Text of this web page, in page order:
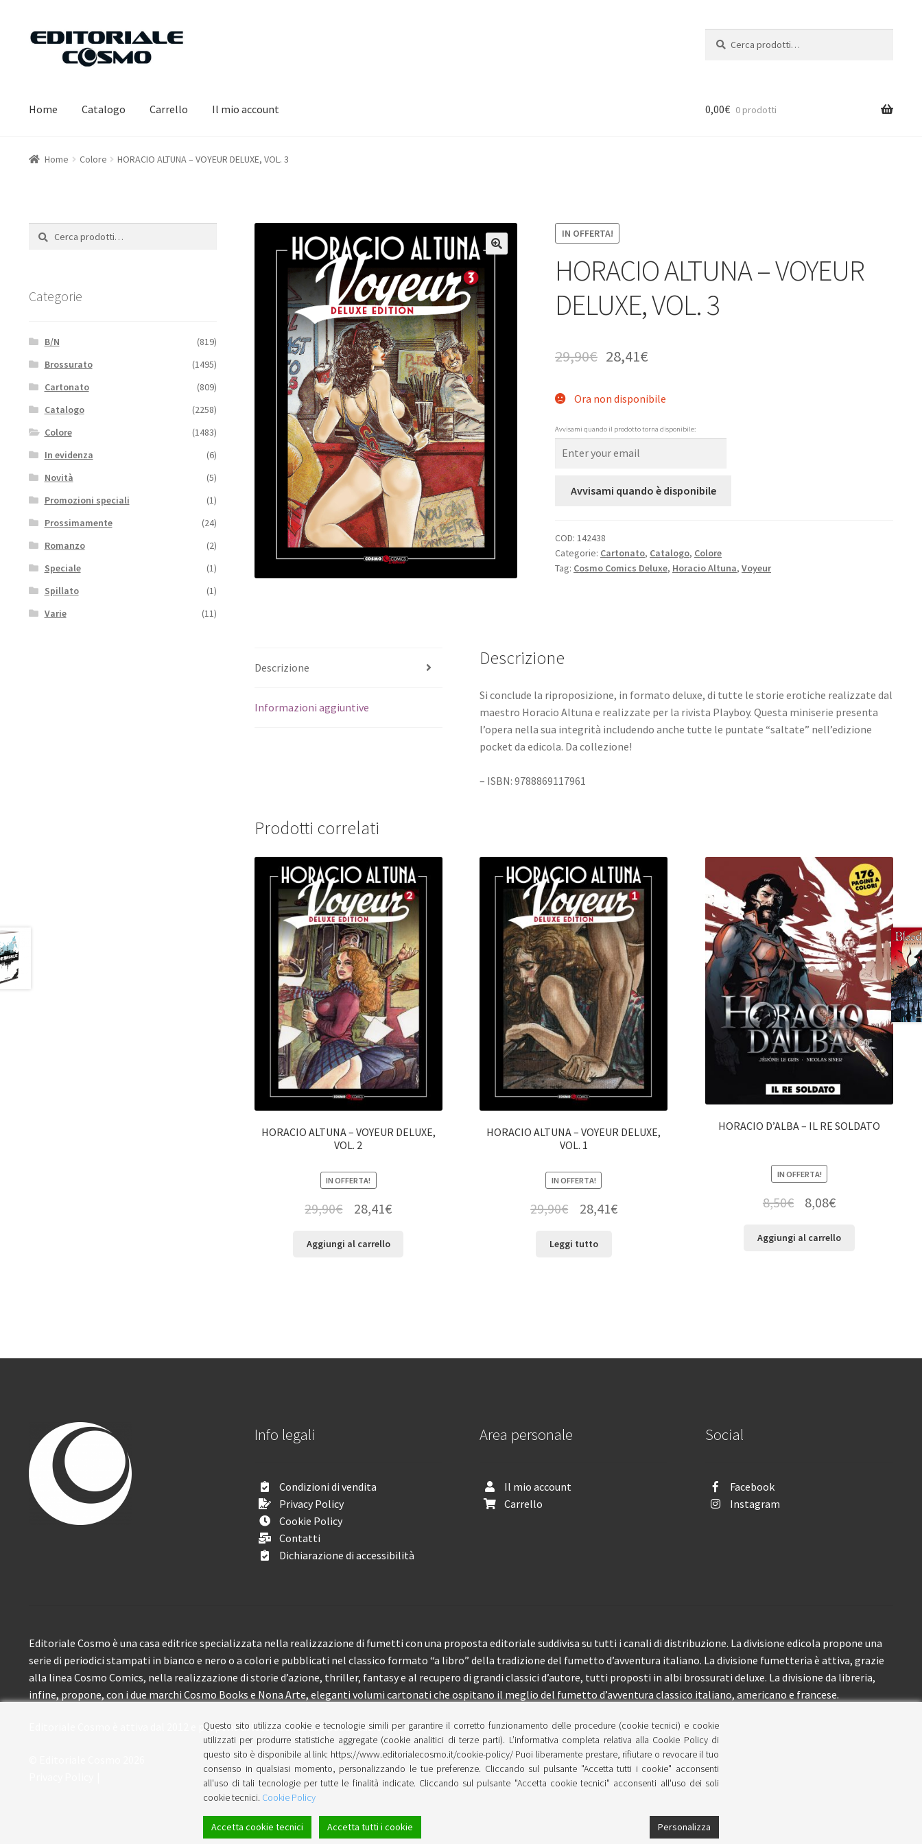
Vai
navigazione
Vai
Home Catalogo Carrello Il mio account 0,00€ 0 prodotti
Home Colore HORACIO ALTUNA – VOYEUR DELUXE, VOL. 3
IN OFFERTA!
HORACIO ALTUNA – VOYEUR
DELUXE, VOL. 3
29,90€ 28,41€
Ora non disponibile
Avvisami quando il prodotto torna disponibile:
Avvisami quando è disponibile
COD: 142438
Categorie: Cartonato, Catalogo, Colore
Tag: Cosmo Comics Deluxe, Horacio Altuna, Voyeur
Descrizione
Informazioni aggiuntive
Descrizione
Si conclude la riproposizione, in formato deluxe, di tutte le storie erotiche realizzate dal
maestro Horacio Altuna e realizzate per la rivista Playboy. Questa miniserie presenta
l’opera nella sua integrità includendo anche tutte le puntate “saltate” nell’edizione
pocket da edicola. Da collezione!
– ISBN: 9788869117961
Prodotti correlati
HORACIO ALTUNA – VOYEUR DELUXE,
VOL. 2
IN OFFERTA!
29,90€ 28,41€
Aggiungi al carrello
HORACIO ALTUNA – VOYEUR DELUXE,
VOL. 1
IN OFFERTA!
29,90€ 28,41€
Leggi tutto
HORACIO D’ALBA – IL RE SOLDATO
IN OFFERTA!
8,50€ 8,08€
Aggiungi al carrello
Cerca:
Cerca
Categorie
B/N
(819)
Brossurato
(1495)
Cartonato
(809)
Catalogo
(2258)
Colore
(1483)
In evidenza
(6)
Novità
(5)
Promozioni speciali
(1)
Prossimamente
(24)
Romanzo
(2)
Speciale
(1)
Spillato
(1)
Varie
(11)
Info legali
Condizioni di vendita
Privacy Policy
Cookie Policy
Contatti
Dichiarazione di accessibilità
Area personale
Il mio account
Carrello
Social
Facebook
Instagram
Editoriale Cosmo è una casa editrice specializzata nella realizzazione di fumetti con una proposta editoriale suddivisa su tutti i canali di distribuzione. La divisione edicola propone una
serie di periodici stampati in bianco e nero o a colori e pubblicati nel classico formato “a libro” della tradizione del fumetto d’avventura italiano. La divisione fumetteria è attiva, grazie
alla linea Cosmo Comics, nella realizzazione di storie d’azione, thriller, fantasy e al recupero di grandi classici d’autore, tutti proposti in albi brossurati deluxe. La divisione da libreria,
infine, propone, con i due marchi Cosmo Books e Nona Arte, eleganti volumi cartonati che ospitano il meglio del fumetto d’avventura classico italiano, americano e francese.
Editoriale Cosmo è attiva dal 2012 e propone ai lettori circa 150 pubblicazioni l’anno.
Questo sito utilizza cookie e tecnologie simili per garantire il corretto funzionamento delle procedure (cookie tecnici) e cookie
utilizzati per produrre statistiche aggregate (cookie analitici di terze parti). L’informativa completa relativa alla Cookie Policy di
questo sito è disponibile al link: https://www.editorialecosmo.it/cookie-policy/ Puoi liberamente prestare, rifiutare o revocare il tuo
consenso in qualsiasi momento, personalizzando le tue preferenze. Cliccando sul pulsante "Accetta tutti i cookie" acconsenti
all'uso di tali tecnologie per tutte le finalità indicate. Cliccando sul pulsante "Accetta cookie tecnici" acconsenti all'uso dei soli
cookie tecnici. Cookie Policy
Accetta cookie tecnici Accetta tutti i cookie Personalizza